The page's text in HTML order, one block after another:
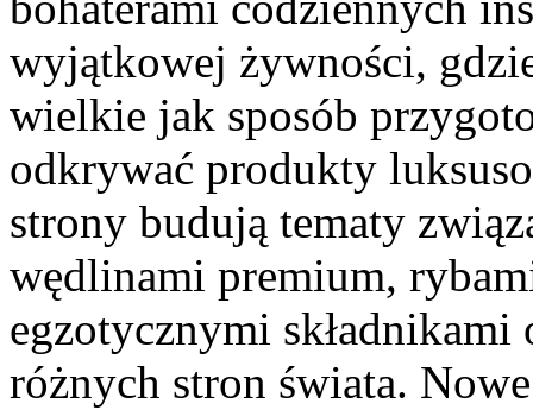
wyjątkowej żywności,
wielkie jak sposób
odkrywać produkty
strony budują tematy
wędlinami premium,
egzotycznymi
różnych stron świata.